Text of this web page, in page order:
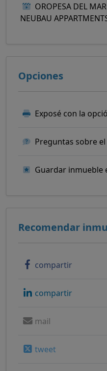
OROPESA DEL
NEUBAU
Opciones
Exposé con la
Preguntas sobre
Guardar inmueble
Recomendar
compartir
compartir
mail
tweet